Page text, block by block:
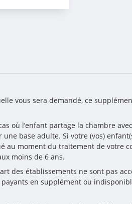
vous sera demandé, ce
où l’enfant partage la chambre
base adulte. Si votre (vos)
au moment du traitement de votre
moins de 6 ans.
des établissements ne sont pas
en supplément ou